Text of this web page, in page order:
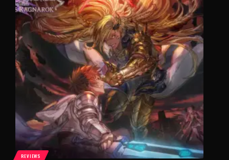
REVIEWS